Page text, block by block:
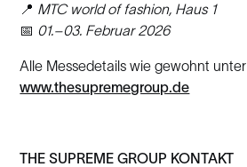
📍 MTC world of fashion, Haus 1
📅 01.–03. Februar 2026
Alle Messedetails wie gewohnt unter
www.thesupremegroup.de
THE SUPREME GROUP KONTAKT